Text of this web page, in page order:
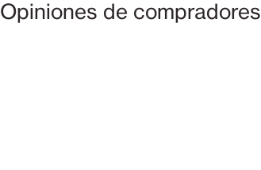
Opiniones de compradores